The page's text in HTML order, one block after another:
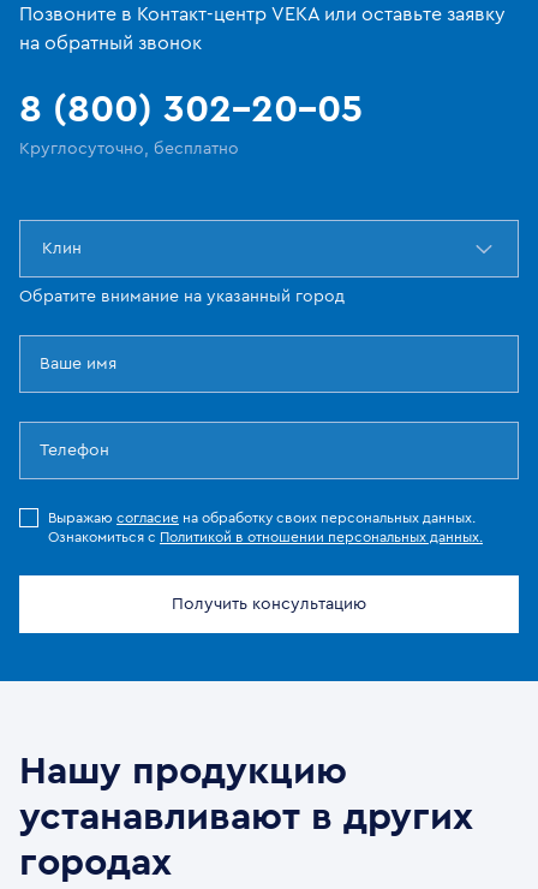
Позвоните в Контакт-центр VEKA или оставьте заявку
на обратный звонок
8 (800) 302-20-05
Круглосуточно, бесплатно
Клин
Обратите внимание на указанный город
Выражаю согласие на обработку своих персональных данных.
Ознакомиться с Политикой в отношении персональных данных.
Получить консультацию
Нашу продукцию
устанавливают в других
городах